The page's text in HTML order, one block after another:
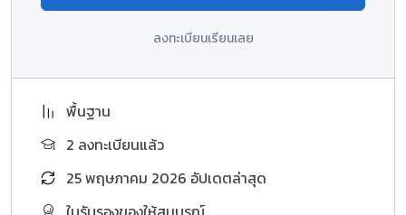
ลงทะเบียนเรียนเลย
พื้นฐาน
2 ลงทะเบียนแล้ว
25 พฤษภาคม 2026 อัปเดตล่าสุด